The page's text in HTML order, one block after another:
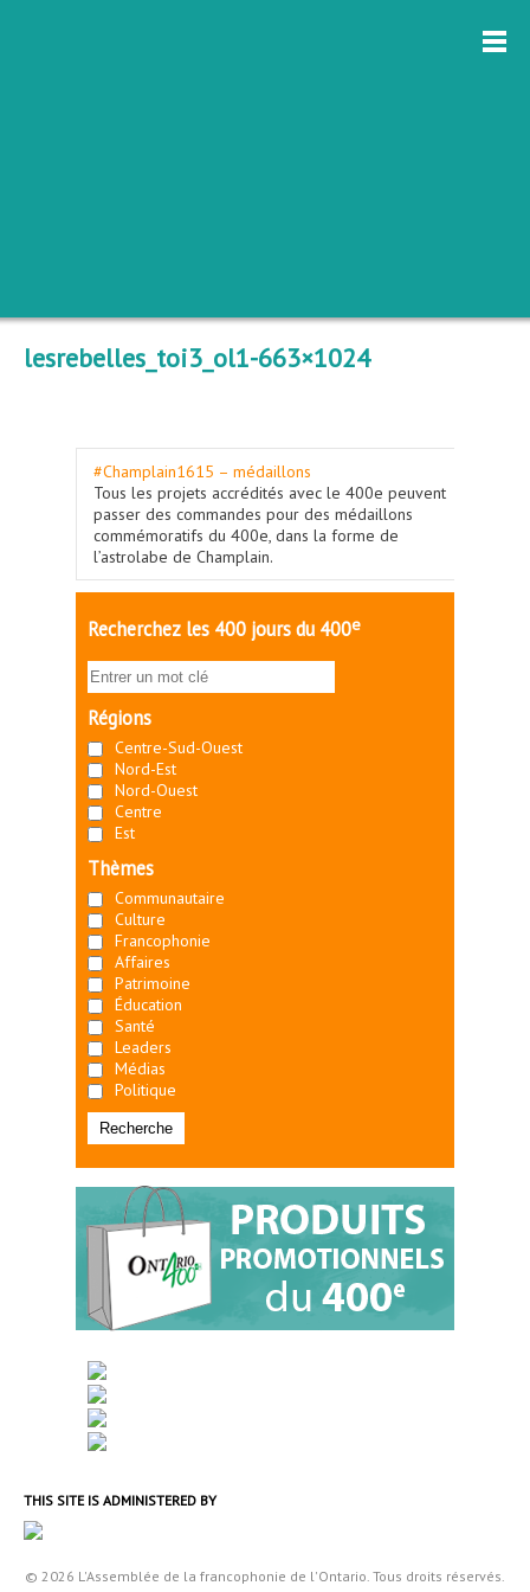
lesrebelles_toi3_ol1-663×1024
#Champlain1615 – médaillons
Tous les projets accrédités avec le 400e peuvent
passer des commandes pour des médaillons
commémoratifs du 400e, dans la forme de
l’astrolabe de Champlain.
Recherchez les 400 jours du 400e
Régions
Centre-Sud-Ouest
Nord-Est
Nord-Ouest
Centre
Est
Thèmes
Communautaire
Culture
Francophonie
Affaires
Patrimoine
Éducation
Santé
Leaders
Médias
Politique
THIS SITE IS ADMINISTERED BY
© 2026 L'Assemblée de la francophonie de l'Ontario. Tous droits réservés.